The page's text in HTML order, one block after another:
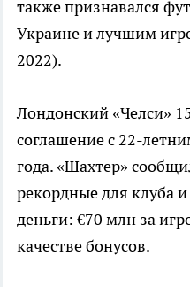
также признавался
Украине и лучшим
2022).
Лондонский «Челси»
соглашение с 22-
года. «Шахтер»
рекордные для клуба
деньги: €70 млн за
качестве бонусов.